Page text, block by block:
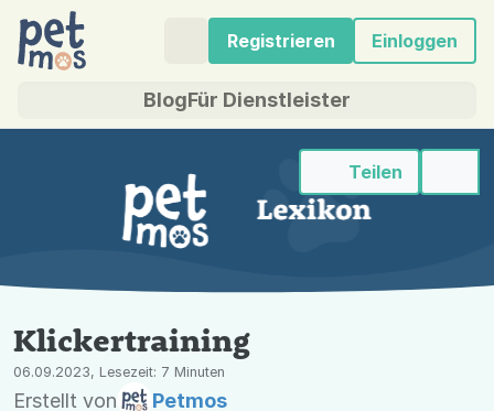
Registrieren Einloggen
BlogFür Dienstleister
Teilen
Klickertraining
06.09.2023, Lesezeit: 7 Minuten
Erstellt von Petmos